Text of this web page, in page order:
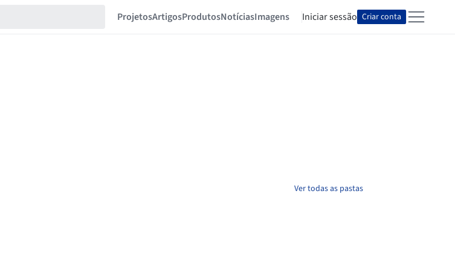
ProjetosArtigosProdutosNotíciasImagens Iniciar sessão Criar conta
Ver todas as pastas